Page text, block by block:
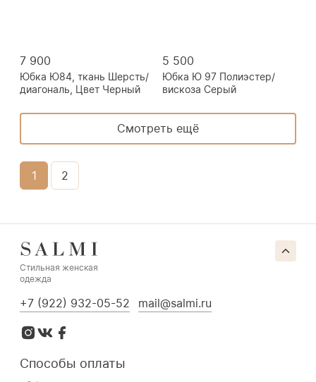
7 900
Юбка Ю84, ткань Шерсть/
диагональ, Цвет Черный
5 500
Юбка Ю 97 Полиэстер/
вискоза Серый
Смотреть ещё
1 2
Стильная женская
одежда
+7 (922) 932-05-52 mail@salmi.ru
Способы оплаты